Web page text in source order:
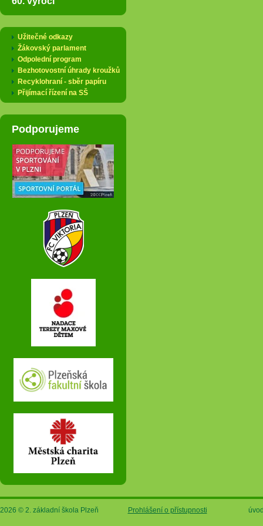
Užitečné odkazy
Žákovský parlament
Odpolední program
Bezhotovostní úhrady kroužků
Recyklohraní - sběr papíru
Přijímací řízení na SŠ
Podporujeme
2026 © 2. základní škola Plzeň Prohlášení o přístupnosti